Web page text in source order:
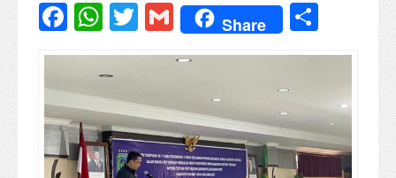
Facebook
WhatsApp
TwitterGmail
Share